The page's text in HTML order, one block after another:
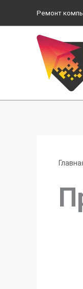
содержимому
Ремонт